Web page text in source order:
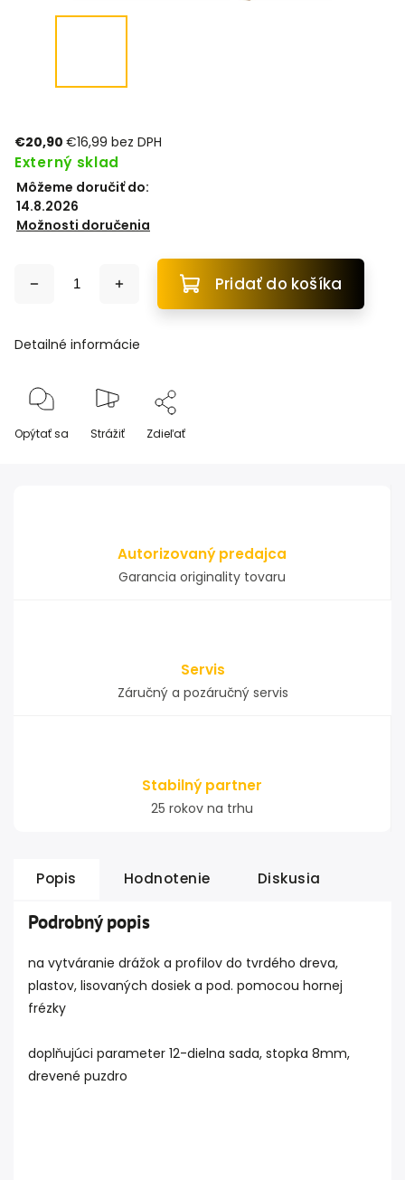
€20,90 €16,99 bez DPH
Externý sklad
Môžeme doručiť do:
14.8.2026
Možnosti doručenia
Pridať do košíka
Detailné informácie
Opýtať sa Strážiť Zdieľať
Autorizovaný predajca
Garancia originality tovaru
Servis
Záručný a pozáručný servis
Stabilný partner
25 rokov na trhu
Popis Hodnotenie Diskusia
Podrobný popis
na vytváranie drážok a profilov do tvrdého dreva,
plastov, lisovaných dosiek a pod. pomocou hornej
frézky
doplňujúci parameter 12-dielna sada, stopka 8mm,
drevené puzdro